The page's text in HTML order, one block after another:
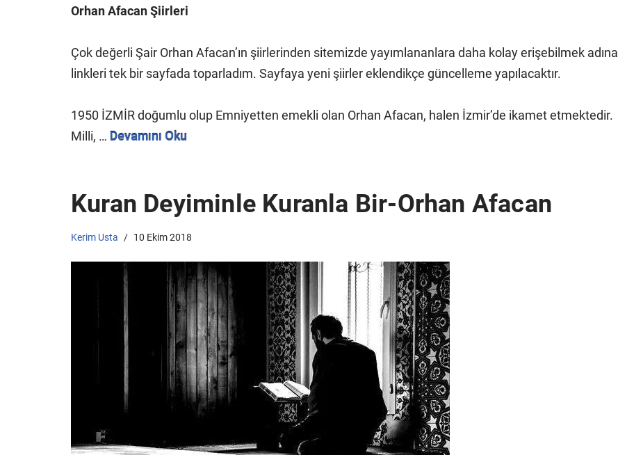
Orhan Afacan Şiirleri
Çok değerli Şair Orhan Afacan’ın şiirlerinden sitemizde yayımlananlara daha kolay erişebilmek adına
linkleri tek bir sayfada toparladım. Sayfaya yeni şiirler eklendikçe güncelleme yapılacaktır.
1950 İZMİR doğumlu olup Emniyetten emekli olan Orhan Afacan, halen İzmir’de ikamet etmektedir.
Milli, … Devamını Oku
Kuran Deyiminle Kuranla Bir-Orhan Afacan
Kerim Usta 10 Ekim 2018